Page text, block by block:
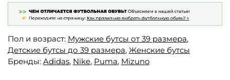
Пол и возраст: Мужские бутсы от 39 размера,
Детские бутсы до 39 размера, Женские бутсы
Бренды: Adidas, Nike, Puma, Mizuno